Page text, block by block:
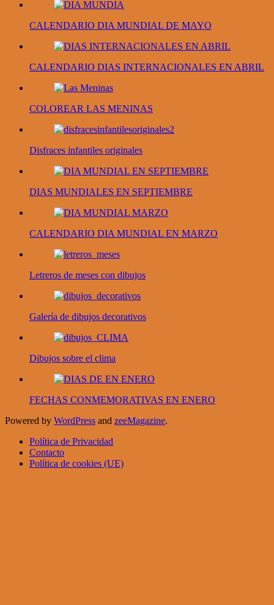
CALENDARIO DIA MUNDIAL DE MAYO
CALENDARIO DIAS INTERNACIONALES EN ABRIL
COLOREAR LAS MENINAS
Disfraces infantiles originales
DIAS MUNDIALES EN SEPTIEMBRE
CALENDARIO DIA MUNDIAL EN MARZO
Letreros de meses con dibujos
Galería de dibujos decorativos
Dibujos sobre el clima
FECHAS CONMEMORATIVAS EN ENERO
Powered by WordPress and zeeMagazine.
Política de Privacidad
Contacto
Política de cookies (UE)